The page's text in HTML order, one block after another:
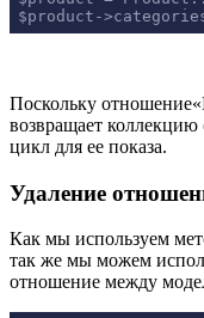
$product-
Поскольку
возвращает
цикл для ее показа.
Удаление
Как мы используем
так же мы можем
отношение между